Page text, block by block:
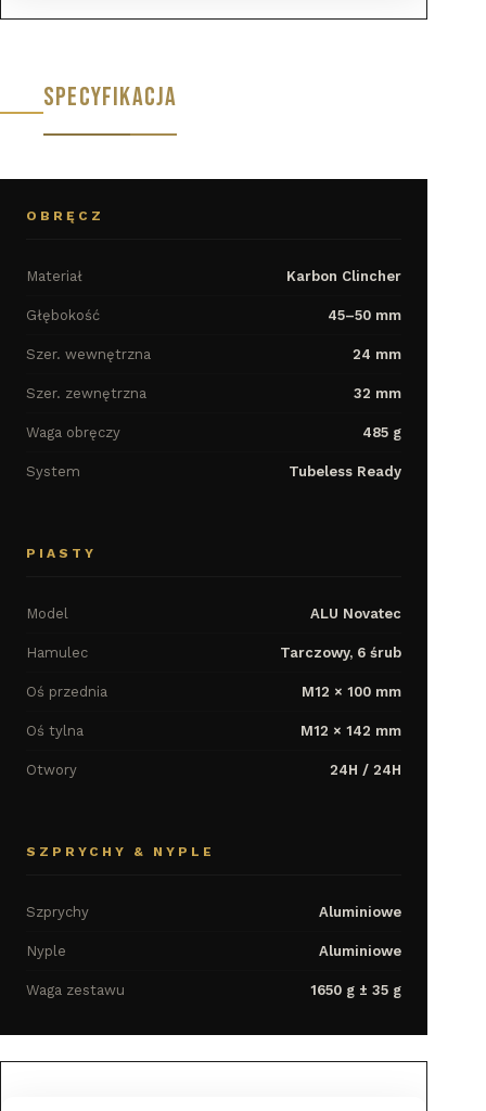
SPECYFIKACJA
OBRĘCZ
Materiał Karbon Clincher
Głębokość 45–50 mm
Szer. wewnętrzna 24 mm
Szer. zewnętrzna 32 mm
Waga obręczy 485 g
System Tubeless Ready
PIASTY
Model ALU Novatec
Hamulec Tarczowy, 6 śrub
Oś przednia M12 × 100 mm
Oś tylna M12 × 142 mm
Otwory 24H / 24H
SZPRYCHY & NYPLE
Szprychy Aluminiowe
Nyple Aluminiowe
Waga zestawu 1650 g ± 35 g